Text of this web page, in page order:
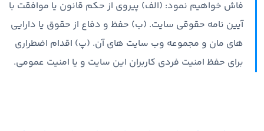
فاش خواهیم نمود: (الف) پیروی از حکم قانون یا موافقت با
آیین نامه حقوقی سایت. (ب) حفظ و دفاع از حقوق یا دارایی
های مان و مجموعه وب سایت های آن. (پ) اقدام اضطراری
برای حفظ امنیت فردی کاربران این سایت و یا امنیت عمومی.